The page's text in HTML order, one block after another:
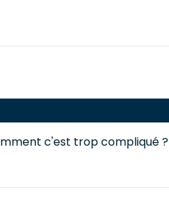
c'est trop compliqué ?